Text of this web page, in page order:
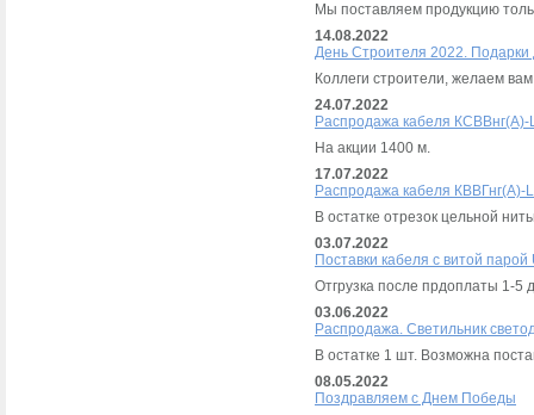
Мы поставляем продукцию
14.08.2022
День Строителя 2022.
Коллеги строители, желаем
24.07.2022
Распродажа кабеля КСВВнг(А)-
На акции 1400 м.
17.07.2022
Распродажа кабеля КВВГнг(А)-
В остатке отрезок цельной
03.07.2022
Поставки кабеля с витой парой
Отгрузка после прдоплаты 1-5
03.06.2022
Распродажа. Светильник
В остатке 1 шт. Возможна
08.05.2022
Поздравляем с Днем Победы